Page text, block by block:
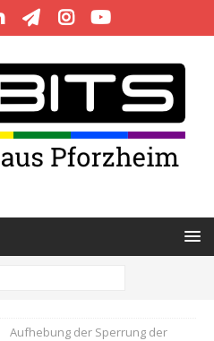
Aufhebung der Sperrung der